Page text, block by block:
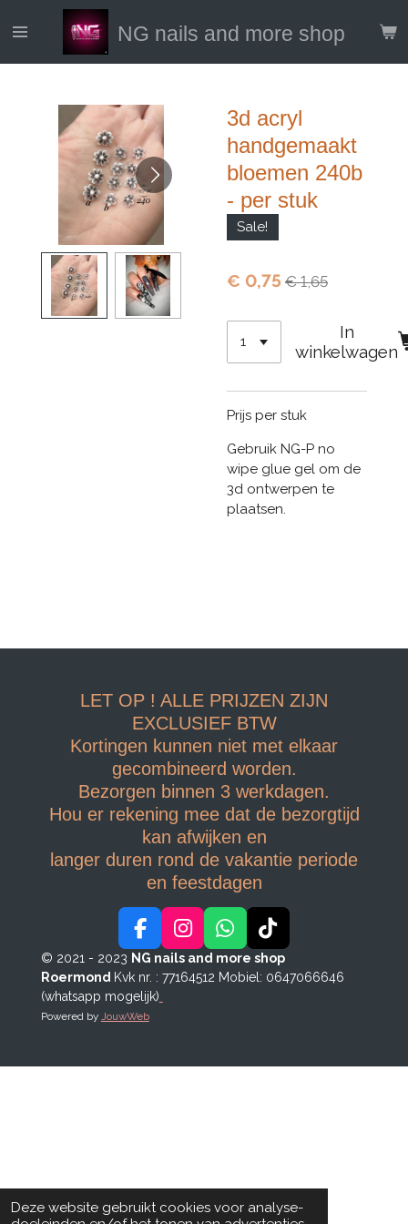
Deze website gebruikt cookies voor analyse-
direct
NG nails and more shop
3d acryl
handgemaakt
bloemen 240b
- per stuk
Sale!
€ 0,75 € 1,65
In
winkelwagen
Prijs per stuk
Gebruik NG-P no
wipe glue gel om de
3d ontwerpen te
plaatsen.
LET OP ! ALLE PRIJZEN ZIJN
EXCLUSIEF BTW
Kortingen kunnen niet met elkaar
gecombineerd worden.
Bezorgen binnen 3 werkdagen.
Hou er rekening mee dat de bezorgtijd
kan afwijken en
langer duren rond de vakantie periode
en feestdagen
F
a
c
e
b
I
n
s
W
h
a
T
i
k
© 2021 - 2023 NG nails and more shop
Roermond Kvk nr. : 77164512 Mobiel: 0647066646
(whatsapp mogelijk)
Powered by JouwWeb